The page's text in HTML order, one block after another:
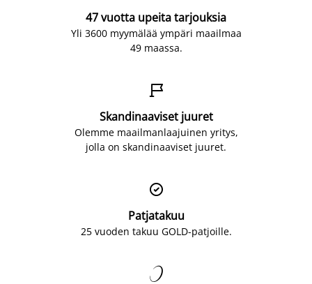
47 vuotta upeita tarjouksia
Yli 3600 myymälää ympäri maailmaa
49 maassa.

Skandinaaviset juuret
Olemme maailmanlaajuinen yritys,
jolla on skandinaaviset juuret.

Patjatakuu
25 vuoden takuu GOLD-patjoille.
